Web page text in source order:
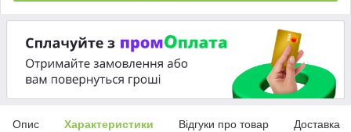
Опис Характеристики Відгуки про товар Доставка